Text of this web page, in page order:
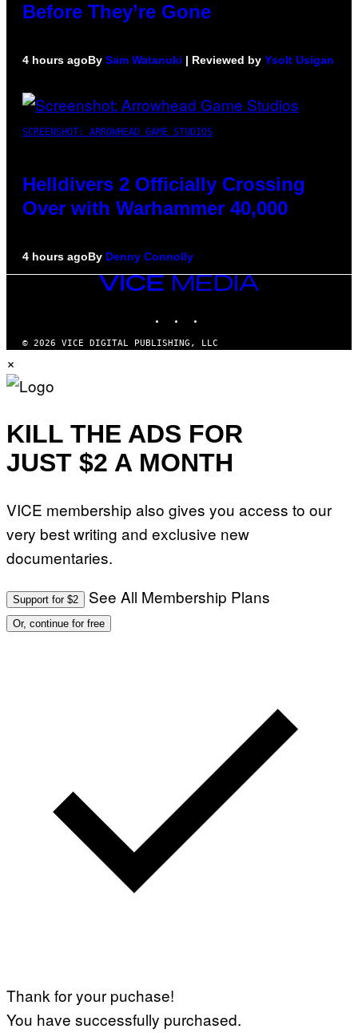
Before They’re Gone
4 hours agoBy Sam Watanuki | Reviewed by Ysolt Usigan
SCREENSHOT: ARROWHEAD GAME STUDIOS
Helldivers 2 Officially Crossing
Over with Warhammer 40,000
4 hours agoBy Denny Connolly
VICE
MEDIA
© 2026 VICE DIGITAL PUBLISHING, LLC
×
KILL THE ADS FOR
JUST $2 A MONTH
VICE membership also gives you access to our
very best writing and exclusive new
documentaries.
Support for $2 See All Membership Plans
Or, continue for free
Thank for your puchase!
You have successfully purchased.